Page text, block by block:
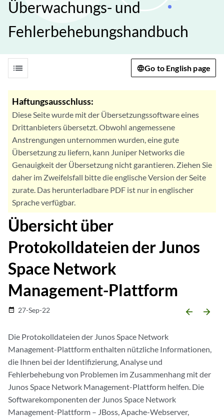
Überwachungs- und
Fehlerbehebungshandbuch
list Go to English page
Haftungsausschluss:
Diese Seite wurde mit der Übersetzungssoftware eines
Drittanbieters übersetzt. Obwohl angemessene
Anstrengungen unternommen wurden, eine gute
Übersetzung zu liefern, kann Juniper Networks die
Genauigkeit der Übersetzung nicht garantieren. Ziehen Sie
daher im Zweifelsfall bitte die englische Version der Seite
zurate. Das herunterladbare PDF ist nur in englischer
Sprache verfügbar.
Übersicht über
Protokolldateien der Junos
Space Network
Management-Plattform
date_range 27-Sep-22 arrow_backward arrow_forward
Die Protokolldateien der Junos Space Network
Management-Plattform enthalten nützliche Informationen,
die Ihnen bei der Identifizierung, Analyse und
Fehlerbehebung von Problemen im Zusammenhang mit der
Junos Space Network Management-Plattform helfen. Die
Softwarekomponenten der Junos Space Network
Management-Plattform – JBoss, Apache-Webserver,